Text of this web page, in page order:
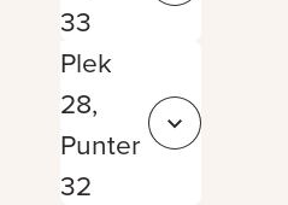
33
Plek
28,
Punter
32
Sluit 0ff6af80-